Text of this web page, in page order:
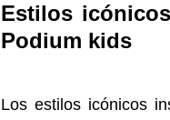
Estilos
Podium kids
Los estilos icónicos